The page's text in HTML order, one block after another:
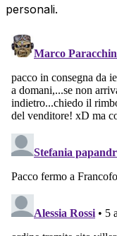
personali.